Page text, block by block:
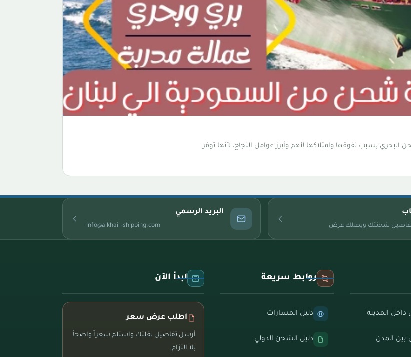
بسبب تفوقها وامتلاكها لأهم وأبرز عوامل النجاح، لأنها توفر
شحنتك ويصلك عرض
البريد الرسمي
info@alkhair-shipping.com
المدينة
المدن
روابط سريعة
دليل المسارات
دليل الشحن الدولي
ابدأ الآن
اطلب عرض سعر
أرسل تفاصيل نقلتك واستلم سعراً واضحاً
بلا التزام.